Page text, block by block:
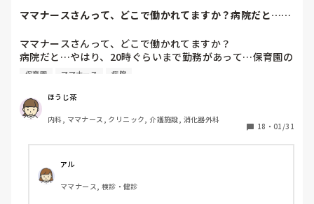
いないです。
るかな？』『自分ならそこまでされたら辞めるよ』とのこ
と。
師長さんの言ってることも確かに理解できますが
てないですし、病棟での臨床経験を積んで学んでいきたいと
気持ちがあります。
・転職する
きな病院だとどうしても異動で行きたくない場所に行かされて
病院も規模やいろいろ取り組んでいることが違うので、探して
みるとおもしろいですよ。ただ、転職するなら3年は基礎をつ
けてもいいのかなと思います。中途採用は即戦力を期待されま
ママナースさんって、どこで働かれてますか？病院だと…や
ママナースさんって、どこで働かれてますか？
病院だと…やはり、20時ぐらいまで勤務があって…保育園の
お迎えが間に合わないことが多くて…
保育園 ママナース 病院
ほうじ茶
内科, ママナース, クリニック, 介護施設, 消化器外科
18 ・ 01/31
アル
ママナース, 検診・健診